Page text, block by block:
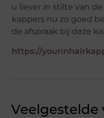
u liever in stilte van
kappers nu zo goed
de afspraak bij deze
https://
Veelgestelde